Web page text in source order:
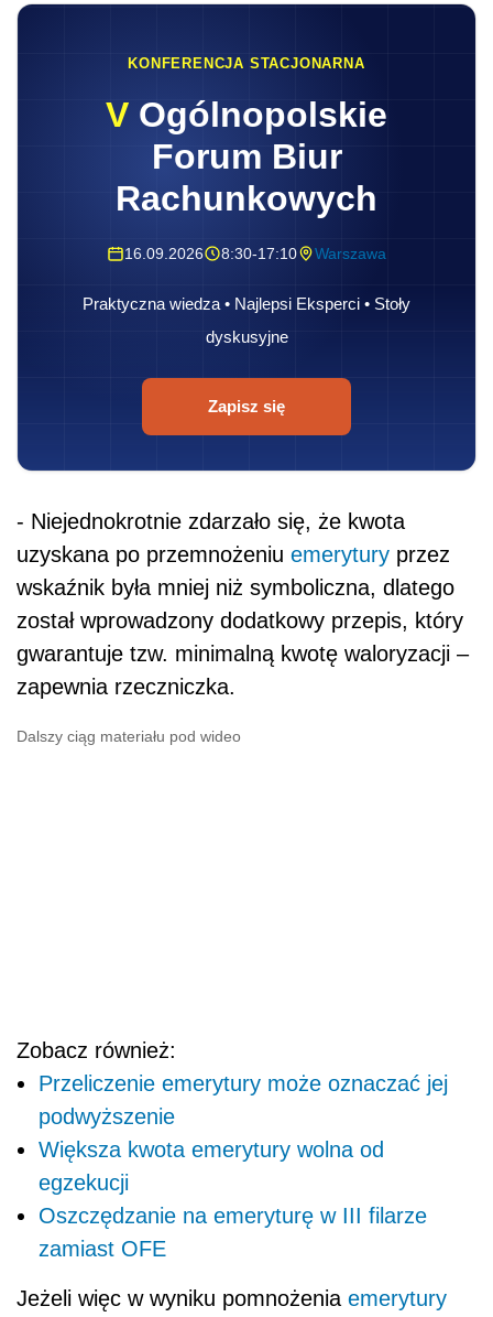
KONFERENCJA STACJONARNA
V Ogólnopolskie
Forum Biur
Rachunkowych
16.09.2026 8:30-17:10 Warszawa
Praktyczna wiedza • Najlepsi Eksperci • Stoły
dyskusyjne
Zapisz się
- Niejednokrotnie zdarzało się, że kwota
uzyskana po przemnożeniu emerytury przez
wskaźnik była mniej niż symboliczna, dlatego
został wprowadzony dodatkowy przepis, który
gwarantuje tzw. minimalną kwotę waloryzacji –
zapewnia rzeczniczka.
Dalszy ciąg materiału pod wideo
Zobacz również:
Przeliczenie emerytury może oznaczać jej
podwyższenie
Większa kwota emerytury wolna od
egzekucji
Oszczędzanie na emeryturę w III filarze
zamiast OFE
Jeżeli więc w wyniku pomnożenia emerytury